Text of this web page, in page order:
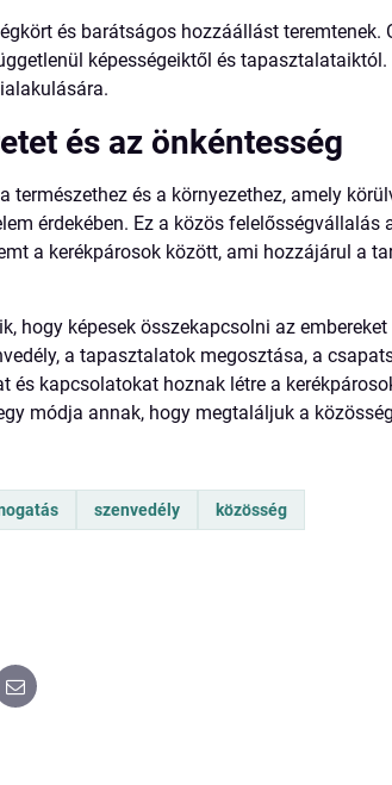
és barátságos hozzáállást teremtenek.
képességeiktől és tapasztalataiktól.
és az önkéntesség
természethez és a környezethez, amely
érdekében. Ez a közös felelősségvállalás
a kerékpárosok között, ami hozzájárul a
hogy képesek összekapcsolni az
a tapasztalatok megosztása, a
és kapcsolatokat hoznak létre a
módja annak, hogy megtaláljuk a
szenvedély közösség
E-
mail